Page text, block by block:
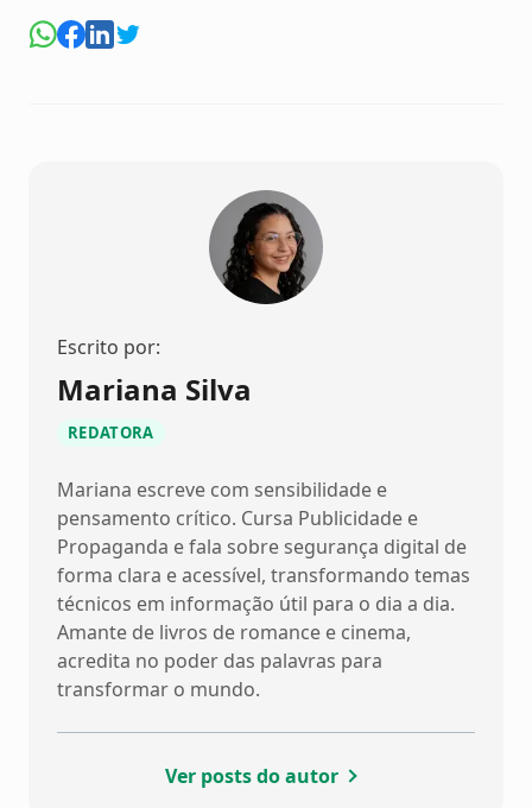
Escrito por:
Mariana Silva
REDATORA
Mariana escreve com sensibilidade e
pensamento crítico. Cursa Publicidade e
Propaganda e fala sobre segurança digital de
forma clara e acessível, transformando temas
técnicos em informação útil para o dia a dia.
Amante de livros de romance e cinema,
acredita no poder das palavras para
transformar o mundo.
Ver posts do autor